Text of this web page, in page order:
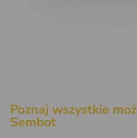
Poznaj wszystkie
Sembot